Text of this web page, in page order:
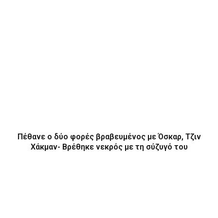
Πέθανε ο δύο φορές βραβευμένος με Όσκαρ, Τζιν
Χάκμαν- Βρέθηκε νεκρός με τη σύζυγό του